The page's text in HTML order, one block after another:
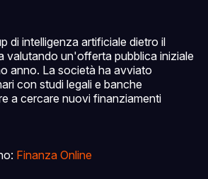
di intelligenza artificiale dietro il
valutando un'offerta pubblica iniziale
anno. La società ha avviato
con studi legali e banche
a cercare nuovi finanziamenti
Finanza Online